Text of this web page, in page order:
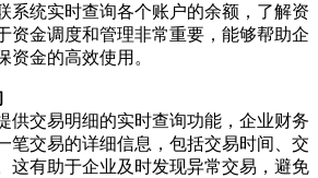
系统实时查询各个账户的余额，了解资
资金调度和管理非常重要，能够帮助企
资金的高效使用。
供交易明细的实时查询功能，企业财务
笔交易的详细信息，包括交易时间、交
这有助于企业及时发现异常交易，避免